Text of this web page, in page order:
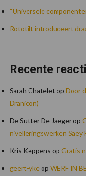
“Universele
Rototilt introduceert
Recente
Sarah Chatelet op Door
Dranicon)
De Sutter De Jaegerop
nivelleringswerken Saey
Kris Keppens op Gratis
geert-ykeop WERF IN